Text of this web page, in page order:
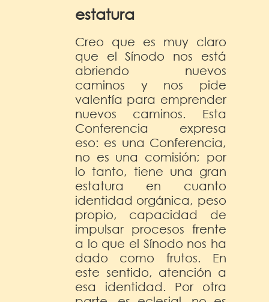
estatura
Creo que es muy claro
que el Sínodo nos está
abriendo nuevos
caminos y nos pide
valentía para emprender
nuevos caminos. Esta
Conferencia expresa
eso: es una Conferencia,
no es una comisión; por
lo tanto, tiene una gran
estatura en cuanto
identidad orgánica, peso
propio, capacidad de
impulsar procesos frente
a lo que el Sínodo nos ha
dado como frutos. En
este sentido, atención a
esa identidad. Por otra